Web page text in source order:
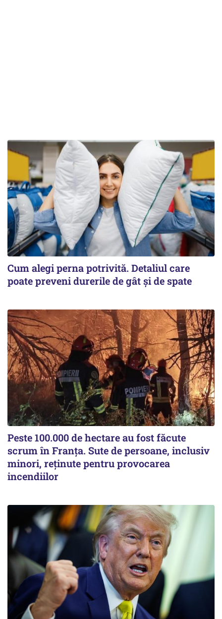
Cum alegi perna potrivită. Detaliul care
poate preveni durerile de gât și de spate
Peste 100.000 de hectare au fost făcute
scrum în Franța. Sute de persoane, inclusiv
minori, reținute pentru provocarea
incendiilor